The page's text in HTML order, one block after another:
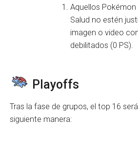
Aquellos
Salud no estén
imagen o video
debilitados (0 PS).
Playoffs
Tras la fase de grupos, el top 16
siguiente manera: